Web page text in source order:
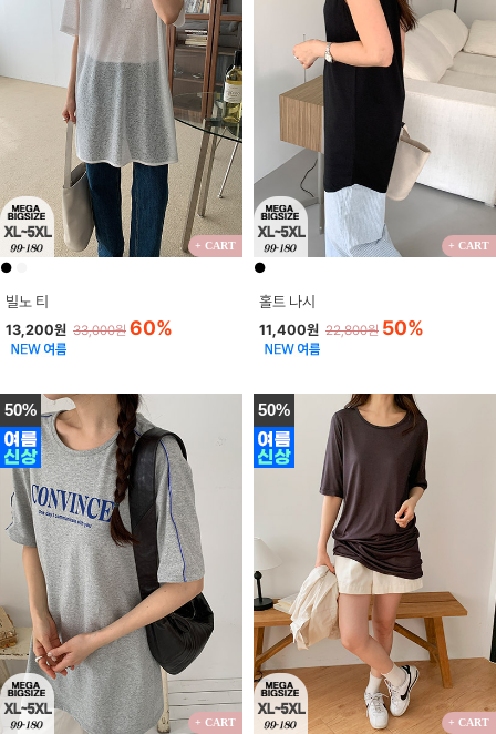
+ CART
●
빌노 티
13,200원 33,000원 60%
+ CART
●
홀트 나시
11,400원 22,800원 50%
50%
+ CART
50%
+ CART